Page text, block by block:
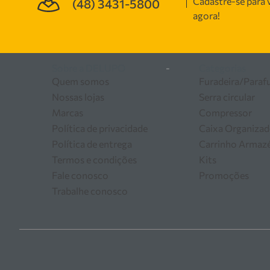
manutenção,
as melhores soluções
(48) 3431-5800
agora!
-